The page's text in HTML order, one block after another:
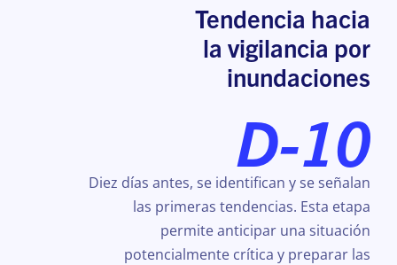
Tendencia hacia
la vigilancia por
inundaciones
D-10
Diez días antes, se identifican y se señalan
las primeras tendencias. Esta etapa
permite anticipar una situación
potencialmente crítica y preparar las